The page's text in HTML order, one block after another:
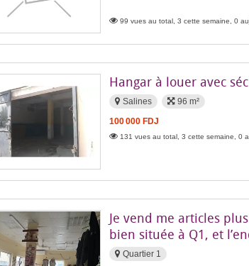
99 vues au total, 3 cette semaine, 0
Hangar à louer avec
Salines
96 m²
100 000 FDJ
131 vues au total, 3 cette semaine, 0
Je vend me articles
bien située à Q1, et
Quartier 1